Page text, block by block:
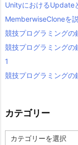
UnityにおけるUpdate
MemberwiseCloneを
競技プログラミング
競技プログラミング
1
競技プログラミング
カテゴリー